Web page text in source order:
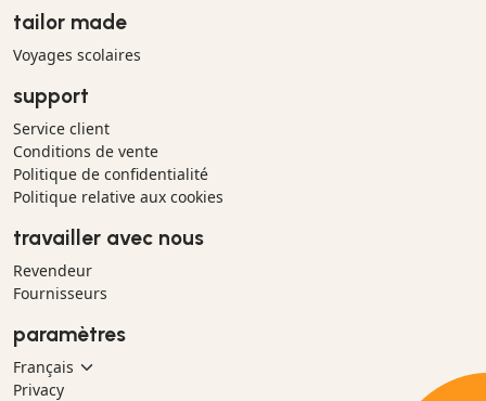
tailor made
Voyages scolaires
support
Service client
Conditions de vente
Politique de confidentialité
Politique relative aux cookies
travailler avec nous
Revendeur
Fournisseurs
paramètres
Privacy